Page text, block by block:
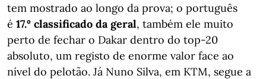
tem mostrado ao longo da prova; o português
é 17.º classificado da geral, também ele muito
perto de fechar o Dakar dentro do top-20
absoluto, um registo de enorme valor face ao
nível do pelotão. Já Nuno Silva, em KTM, segue a